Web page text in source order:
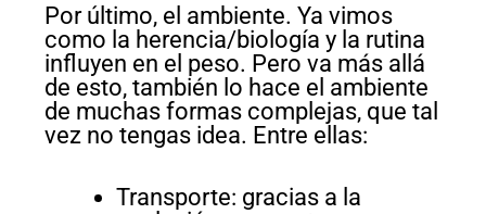
Por último, el ambiente. Ya vimos
como la herencia/biología y la rutina
influyen en el peso. Pero va más allá
de esto, también lo hace el ambiente
de muchas formas complejas, que tal
vez no tengas idea. Entre ellas:
Transporte: gracias a la